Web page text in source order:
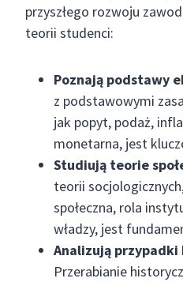
przyszłego rozwoju
teorii studenci:
Poznają podstawy
z podstawowymi
jak popyt, podaż,
monetarna, jest
Studiują teorie
teorii
społeczna, rola
władzy, jest
Analizują
Przerabianie